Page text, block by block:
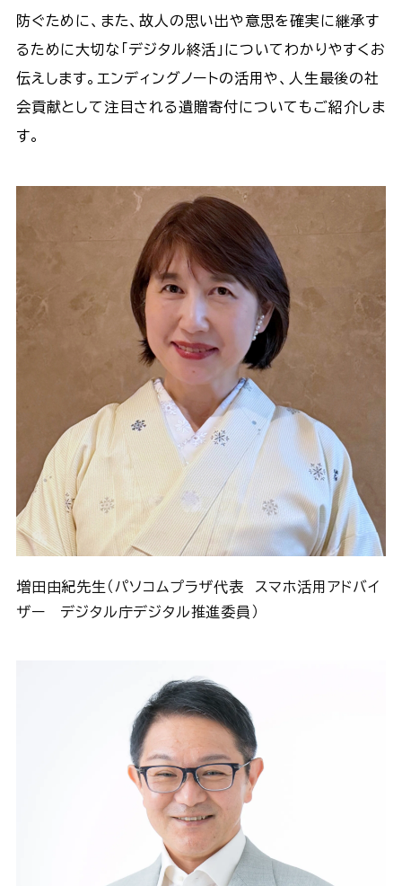
防ぐために、また、故人の思い出や意思を確実に継承す
るために大切な「デジタル終活」についてわかりやすくお
伝えします。エンディングノートの活用や、人生最後の社
会貢献として注目される遺贈寄付についてもご紹介しま
す。
増田由紀先生（パソコムプラザ代表 スマホ活用アドバイ
ザー デジタル庁デジタル推進委員）